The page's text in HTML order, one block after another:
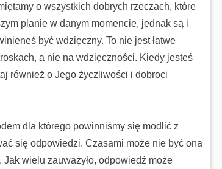
o wszystkich dobrych rzeczach, które
planie w danym momencie, jednak są i
być wdzięczny. To nie jest łatwe
a nie na wdzięczności. Kiedy jesteś
również o Jego życzliwości i dobroci
dla którego powinniśmy się modlić z
się odpowiedzi. Czasami może nie być ona
wielu zauważyło, odpowiedź może